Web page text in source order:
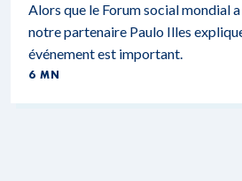
Alors que le Forum social mondial
notre partenaire Paulo Illes
événement est important.
6 MN